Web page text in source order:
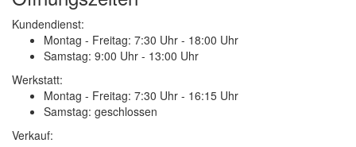
Kundendienst:
Montag - Freitag: 7:30 Uhr - 18:00 Uhr
Samstag: 9:00 Uhr - 13:00 Uhr
Werkstatt:
Montag - Freitag: 7:30 Uhr - 16:15 Uhr
Samstag: geschlossen
Verkauf: